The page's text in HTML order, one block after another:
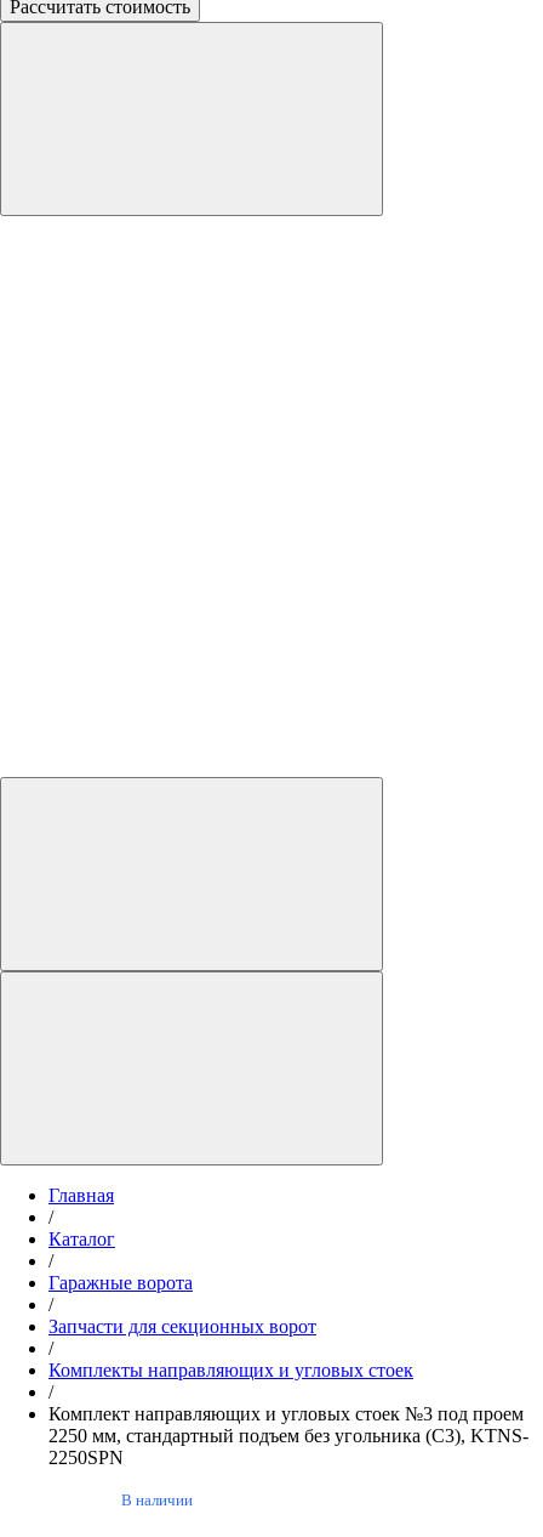
Рассчитать стоимость
Главная
/
Каталог
/
Гаражные ворота
/
Запчасти для секционных ворот
/
Комплекты направляющих и угловых стоек
/
Комплект направляющих и угловых стоек №3 под проем
2250 мм, стандартный подъем без угольника (С3), KTNS-
2250SPN
В наличии